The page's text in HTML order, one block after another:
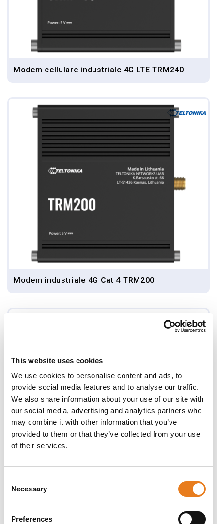
This website uses cookies
We use cookies to personalise content and ads, to
provide social media features and to analyse our traffic.
We also share information about your use of our site with
our social media, advertising and analytics partners who
may combine it with other information that you’ve
provided to them or that they’ve collected from your use
of their services.
Selection
Necessary
Preferences
Modem cellulare industriale 4G LTE TRM240
Modem industriale 4G Cat 4 TRM200
Gateway 4G LTE NB-IoT TRB256